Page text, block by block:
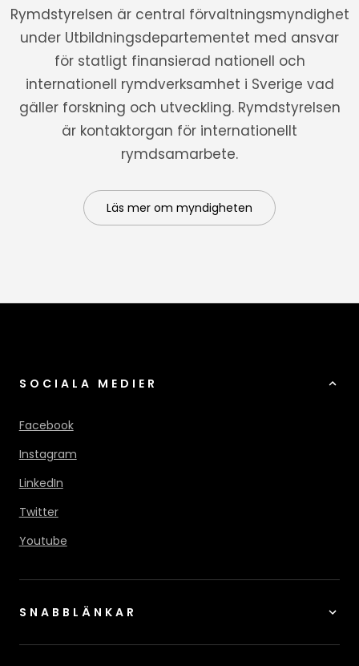
Rymdstyrelsen är central förvaltningsmyndighet
under Utbildningsdepartementet med ansvar
för statligt finansierad nationell och
internationell rymdverksamhet i Sverige vad
gäller forskning och utveckling. Rymdstyrelsen
är kontaktorgan för internationellt
rymdsamarbete.
Läs mer om myndigheten
SOCIALA MEDIER
Facebook
Instagram
LinkedIn
Twitter
Youtube
SNABBLÄNKAR